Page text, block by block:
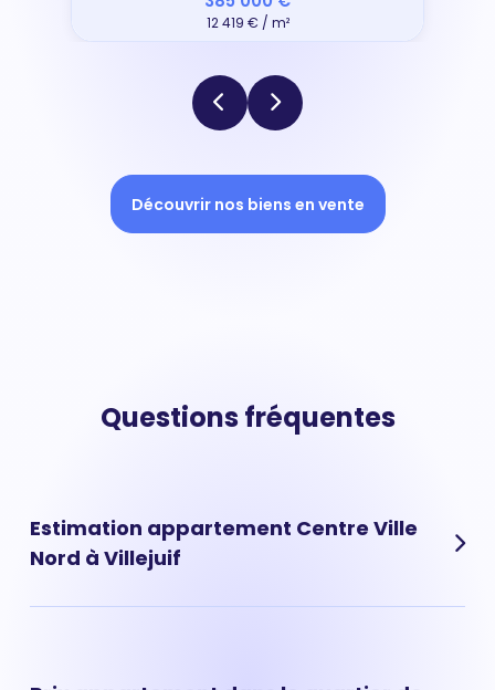
12 419 € / m²
Découvrir nos biens en vente
Questions fréquentes
Estimation appartement Centre Ville
Nord à Villejuif